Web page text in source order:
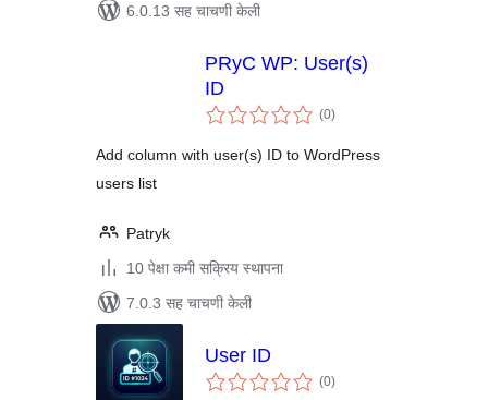
6.0.13 सह चाचणी केली
PRyC WP: User(s)
ID
(0एकूण
मूल्यांकन
)
Add column with user(s) ID to WordPress
users list
Patryk
10 पेक्षा कमी सक्रिय स्थापना
7.0.3 सह चाचणी केली
User ID
(0एकूण
मूल्यांकन
)